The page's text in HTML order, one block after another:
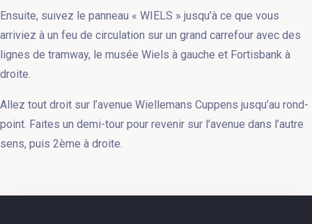
Ensuite, suivez le panneau « WIELS » jusqu’à ce que vous
arriviez à un feu de circulation sur un grand carrefour avec des
lignes de tramway, le musée Wiels à gauche et Fortisbank à
droite.
Allez tout droit sur l’avenue Wiellemans Cuppens jusqu’au rond-
point. Faites un demi-tour pour revenir sur l’avenue dans l’autre
sens, puis 2ème à droite.